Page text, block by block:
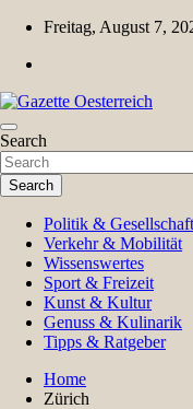
Skip
content
Freitag, August 7,
Gazette
Magazin für Freizeit,
Search
Search
Politik & Gesellschaft
Verkehr & Mobilität
Wissenswertes
Sport & Freizeit
Kunst & Kultur
Genuss & Kulinarik
Tipps & Ratgeber
Home
Zürich